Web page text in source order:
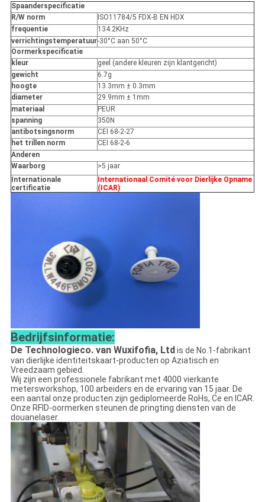
Spaanderspecificatie
R/W norm
ISO11784/5 FDX-B EN HDX
frequentie
134.2KHz
verrichtingstemperatuur-30°C aan 50°C
Oormerkspecificatie
kleur
geel (andere kleuren zijn klantgericht)
gewicht
6.7g
hoogte
13.3mm ± 0.3mm
diameter
29.9mm ± 1mm
materiaal
PEUR
spanning
350N
antibotsingsnorm
CEI 68-2-27
het trillen norm
CEI 68-2-6
Anderen
Waarborg
>5 jaar
Internationale
certificatie
Internationaal Comité voor Dierlijke Opname
(ICAR)
Bedrijfsinformatie:
De Technologieco. van Wuxifofia, Ltdis de No.1-fabrikant
van dierlijke identiteitskaart-producten op Aziatisch en
Vreedzaam gebied.
Wij zijn een professionele fabrikant met 4000 vierkante
metersworkshop, 100 arbeiders en de ervaring van 15 jaar. De
een aantal onze producten zijn gediplomeerde RoHs, Ce en ICAR.
Onze RFID-oormerken steunen de pringting diensten van de
douanelaser.